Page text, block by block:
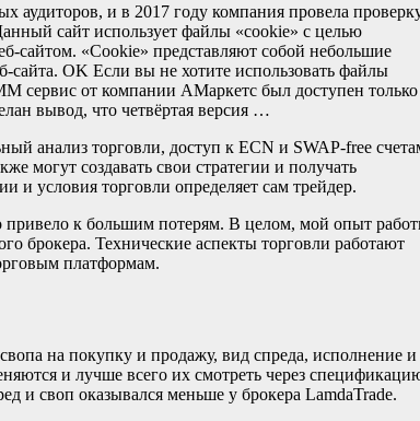
аудиторов, и в 2017 году компания провела
сайт использует файлы «cookie» с целью
сайтом. «Cookie» представляют собой небольшие
OK Если вы не хотите использовать файлы
сервис от компании АМаркетс был доступен только
вывод, что четвёртая версия …
анализ торговли, доступ к ECN и SWAP-free
могут создавать свои стратегии и получать
и условия торговли определяет сам трейдер.
привело к большим потерям. В целом, мой опыт
брокера. Технические аспекты торговли работают
платформам.
на покупку и продажу, вид спреда, исполнение и
и лучше всего их смотреть через
и своп оказывался меньше у брокера LamdaTrade.